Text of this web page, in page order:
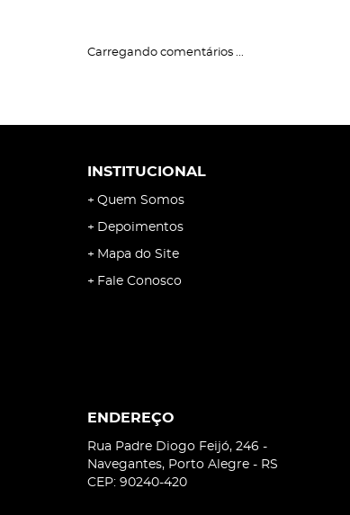
Carregando comentários ...
INSTITUCIONAL
Quem Somos
Depoimentos
Mapa do Site
Fale Conosco
ENDEREÇO
Rua Padre Diogo Feijó, 246 -
Navegantes, Porto Alegre - RS
CEP: 90240-420